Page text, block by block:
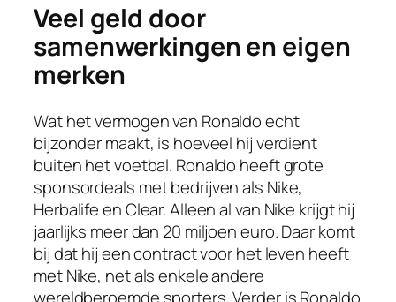
Veel geld door
samenwerkingen en eigen
merken
Wat het vermogen van Ronaldo echt
bijzonder maakt, is hoeveel hij verdient
buiten het voetbal. Ronaldo heeft grote
sponsordeals met bedrijven als Nike,
Herbalife en Clear. Alleen al van Nike krijgt hij
jaarlijks meer dan 20 miljoen euro. Daar komt
bij dat hij een contract voor het leven heeft
met Nike, net als enkele andere